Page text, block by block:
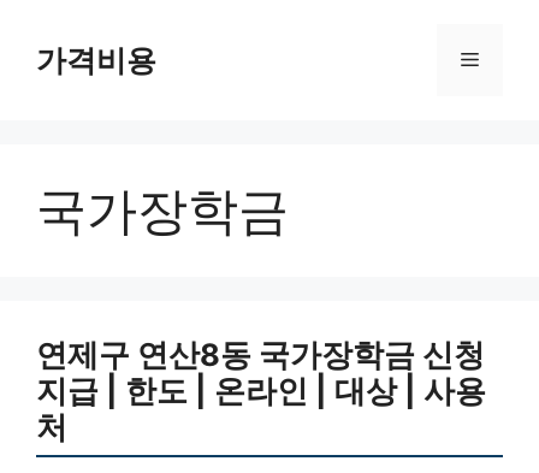
가격비용 메
국가장학금
연제구 연산8동 국가장학금 신청
지급 | 한도 | 온라인 | 대상 | 사용
처